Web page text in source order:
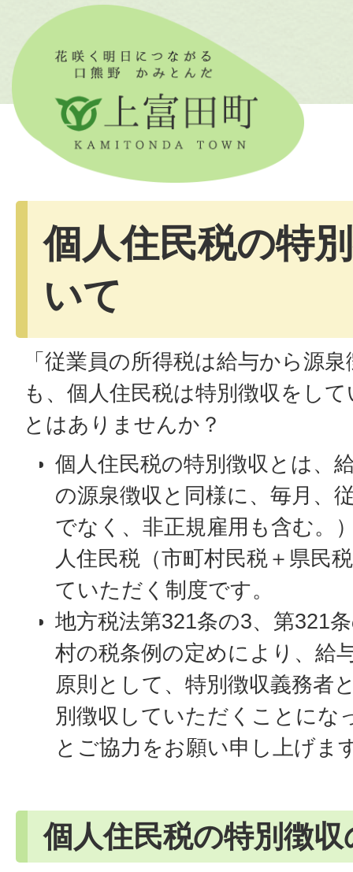
個人住民税の特
いて
「従業員の所得税は給与から源
も、個人住民税は特別徴収をし
とはありませんか？
個人住民税の特別徴収とは、
の源泉徴収と同様に、毎月、
でなく、非正規雇用も含む。
人住民税（市町村民税＋県民
ていただく制度です。
地方税法第321条の3、第321
村の税条例の定めにより、給
原則として、特別徴収義務者
別徴収していただくことにな
とご協力をお願い申し上げま
個人住民税の特別徴